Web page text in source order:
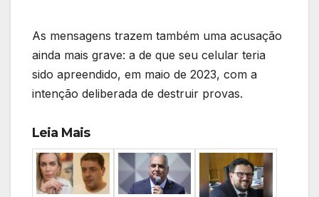
As mensagens trazem também uma acusação
ainda mais grave: a de que seu celular teria
sido apreendido, em maio de 2023, com a
intenção deliberada de destruir provas.
Leia Mais